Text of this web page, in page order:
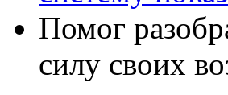
Помог
силу своих